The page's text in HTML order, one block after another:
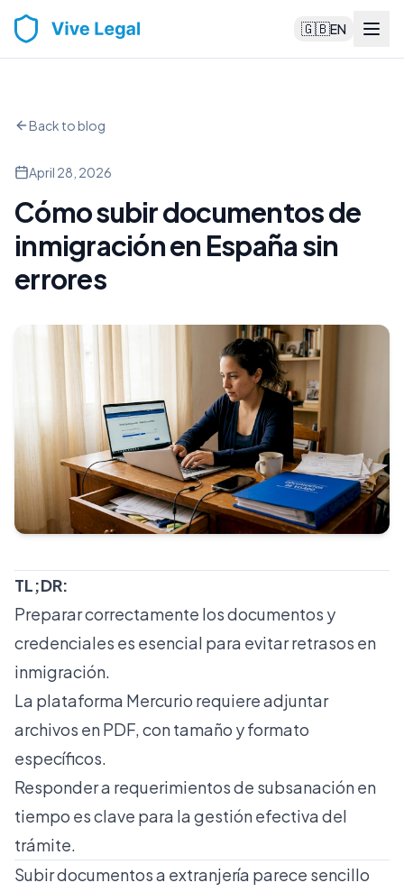
🇬🇧EN
Back to blog
April 28, 2026
Cómo subir documentos de
inmigración en España sin
errores
TL;DR:
Preparar correctamente los documentos y
credenciales es esencial para evitar retrasos en
inmigración.
La plataforma Mercurio requiere adjuntar
archivos en PDF, con tamaño y formato
específicos.
Responder a requerimientos de subsanación en
tiempo es clave para la gestión efectiva del
trámite.
Subir documentos a extranjería parece sencillo